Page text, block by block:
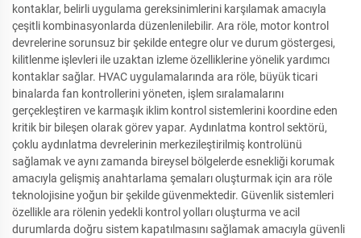
kontaklar, belirli uygulama gereksinimlerini karşılamak amacıyla
çeşitli kombinasyonlarda düzenlenilebilir. Ara röle, motor kontrol
devrelerine sorunsuz bir şekilde entegre olur ve durum göstergesi,
kilitlenme işlevleri ile uzaktan izleme özelliklerine yönelik yardımcı
kontaklar sağlar. HVAC uygulamalarında ara röle, büyük ticari
binalarda fan kontrollerini yöneten, işlem sıralamalarını
gerçekleştiren ve karmaşık iklim kontrol sistemlerini koordine eden
kritik bir bileşen olarak görev yapar. Aydınlatma kontrol sektörü,
çoklu aydınlatma devrelerinin merkezileştirilmiş kontrolünü
sağlamak ve aynı zamanda bireysel bölgelerde esnekliği korumak
amacıyla gelişmiş anahtarlama şemaları oluşturmak için ara röle
teknolojisine yoğun bir şekilde güvenmektedir. Güvenlik sistemleri
özellikle ara rölenin yedekli kontrol yolları oluşturma ve acil
durumlarda doğru sistem kapatılmasını sağlamak amacıyla güvenli